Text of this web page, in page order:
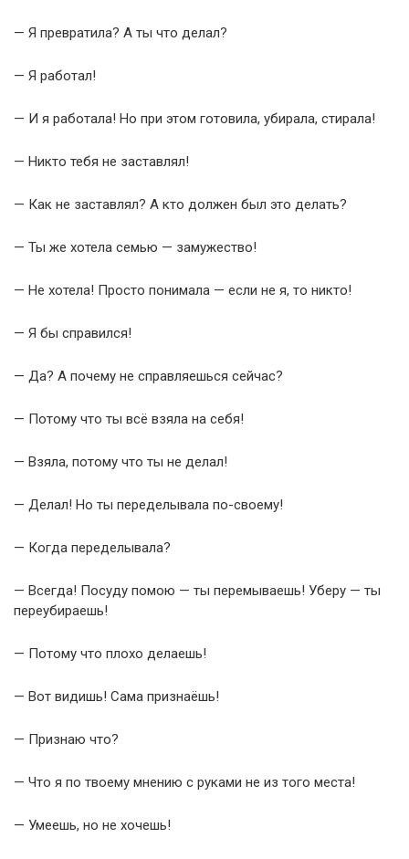
— Я превратила? А ты что делал?
— Я работал!
— И я работала! Но при этом готовила, убирала, стирала!
— Никто тебя не заставлял!
— Как не заставлял? А кто должен был это делать?
— Ты же хотела семью — замужество!
— Не хотела! Просто понимала — если не я, то никто!
— Я бы справился!
— Да? А почему не справляешься сейчас?
— Потому что ты всё взяла на себя!
— Взяла, потому что ты не делал!
— Делал! Но ты переделывала по-своему!
— Когда переделывала?
— Всегда! Посуду помою — ты перемываешь! Уберу — ты
переубираешь!
— Потому что плохо делаешь!
— Вот видишь! Сама признаёшь!
— Признаю что?
— Что я по твоему мнению с руками не из того места!
— Умеешь, но не хочешь!